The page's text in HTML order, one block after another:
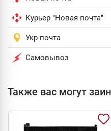
Курьер "Новая почта"
Укр почта
Самовывоз
Также вас могут